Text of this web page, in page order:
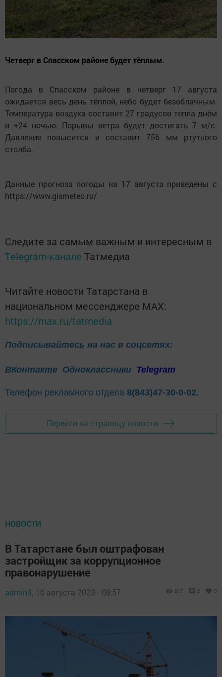
Четверг в Спасском районе будет тёплым.
Погода в Спасском районе в четверг 17 августа
ожидается весь день тёплой, небо будет безоблачным.
Температура воздуха составит 27 градусов тепла днём
и +24 ночью. Порывы ветра будут достигать 7 м/с.
Давление повысится и составит 756 мм ртутного
столба.
Данные прогноза погоды на 17 августа приведены с
https://www.gismeteo.ru/
Следите за самым важным и интересным в
Telegram-канале Татмедиа
Читайте новости Татарстана в
национальном мессенджере MАХ:
https://max.ru/tatmedia
Подписывайтесь на нас в соцсетях:
ВКонтакте Одноклассники Telegram
Телефон рекламного отдела 8(843)47-30-0-02.
Перейти на страницу новости
НОВОСТИ
В Татарстане был оштрафован
застройщик за коррупционное
правонарушение
admin3, 16 августа 2023 - 08:57 817 0 0